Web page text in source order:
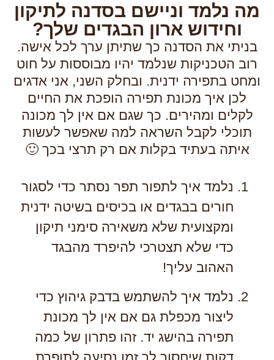
מה נלמד וניישם בסדנה לתיקון
וחידוש ארון הבגדים שלך?
בניתי את הסדנה כך שתיתן ערך לכל אישה.
רוב הטכניקות שנלמד יהיו מבוססות על חוט
ומחט בתפירה ידנית. ובחלק השני, אני אדגים
לכן איך מכונת תפירה הופכת את החיים
לקלים ומהירים. כך שגם אם אין לך מכונה
תוכלי לקבל השראה למה שאפשר לעשות
איתה בעתיד בקלות אם רק תרצי בכך 🙂
נלמד איך לתפור תפר נסתר כדי לסגור
חורים בבגדים או בכיסים בשיטה ידנית
ומקצועית שלא משאירה סימני תיקון
כדי שלא תצטרכי להיפרד מהבגד
האהוב עליך!
נלמד איך להשתמש בדבק גיהוץ כדי
ליצור מכפלת גם אם אין לך מכונת
תפירה בהישג יד. זהו פתרון של כמה